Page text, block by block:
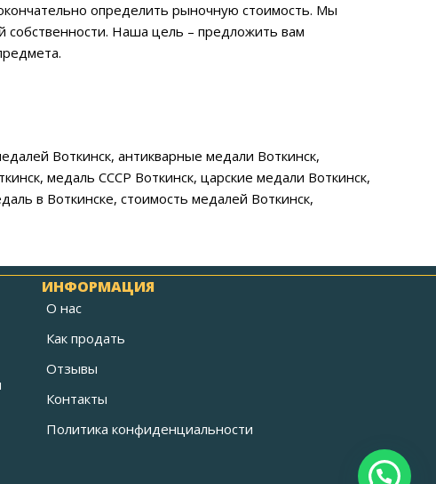
определить рыночную стоимость. Мы
Наша цель – предложить вам
Воткинск, антикварные медали Воткинск,
медаль СССР Воткинск, царские медали Воткинск,
в Воткинске, стоимость медалей Воткинск,
ИНФОРМАЦИЯ
О нас
Как продать
Отзывы
Контакты
Политика конфиденциальности